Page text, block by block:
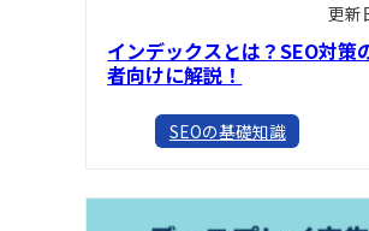
更新
インデックスとは？SEO対策
者向けに解説！
SEOの基礎知識